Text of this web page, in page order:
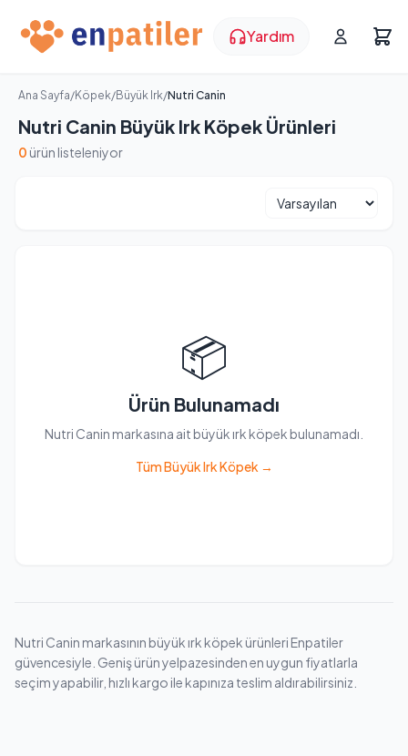
Yardım
Ana Sayfa/Köpek/Büyük Irk/Nutri Canin
Nutri Canin Büyük Irk Köpek Ürünleri
0 ürün listeleniyor
📦
Ürün Bulunamadı
Nutri Canin markasına ait büyük ırk köpek bulunamadı.
Tüm Büyük Irk Köpek →
Nutri Canin markasının büyük ırk köpek ürünleri Enpatiler
güvencesiyle. Geniş ürün yelpazesinden en uygun fiyatlarla
seçim yapabilir, hızlı kargo ile kapınıza teslim aldırabilirsiniz.